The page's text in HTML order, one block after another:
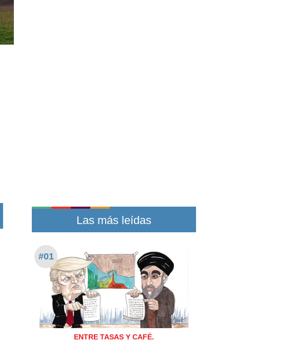
Las más leídas
#01
ENTRE TASAS Y CAFÉ.